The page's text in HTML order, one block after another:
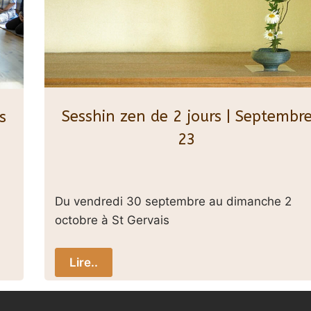
Sesshin zen de 2 jours |
23
Du vendredi 30 septembre au dimanche 2
octobre à St Gervais
Lire..